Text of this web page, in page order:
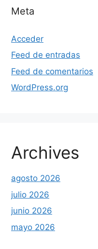
Meta
Acceder
Feed de entradas
Feed de comentarios
WordPress.org
Archives
agosto 2026
julio 2026
junio 2026
mayo 2026